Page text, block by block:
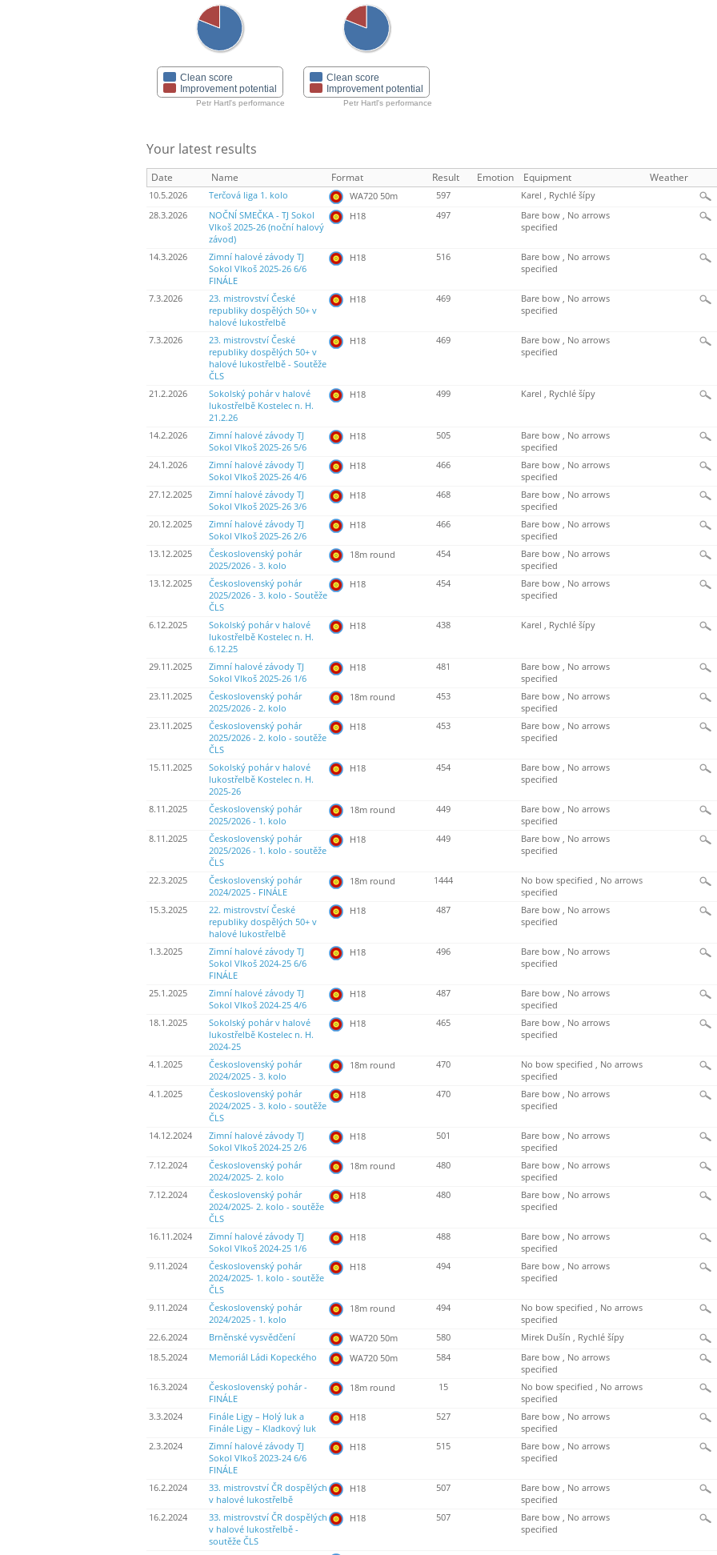
Clean score
Improvement potential
Petr Hartl's performance
Clean score
Improvement potential
Petr Hartl's performance
Your latest results
Date Name Format Result Emotion Equipment Weather
10.5.2026 Terčová liga 1. kolo WA720 50m 597
Karel , Rychlé šípy
28.3.2026
NOČNÍ SMEČKA - TJ Sokol
Vlkoš 2025-26 (noční halový
závod)
H18 497
Bare bow , No arrows
specified
14.3.2026
Zimní halové závody TJ
Sokol Vlkoš 2025-26 6/6
FINÁLE
H18 516
Bare bow , No arrows
specified
7.3.2026
23. mistrovství České
republiky dospělých 50+ v
halové lukostřelbě
H18 469
Bare bow , No arrows
specified
7.3.2026
23. mistrovství České
republiky dospělých 50+ v
halové lukostřelbě - Soutěže
ČLS
H18 469
Bare bow , No arrows
specified
21.2.2026
Sokolský pohár v halové
lukostřelbě Kostelec n. H.
21.2.26
H18 499 Karel , Rychlé šípy
14.2.2026
Zimní halové závody TJ
Sokol Vlkoš 2025-26 5/6
H18 505
Bare bow , No arrows
specified
24.1.2026
Zimní halové závody TJ
Sokol Vlkoš 2025-26 4/6
H18 466
Bare bow , No arrows
specified
27.12.2025
Zimní halové závody TJ
Sokol Vlkoš 2025-26 3/6
H18 468
Bare bow , No arrows
specified
20.12.2025
Zimní halové závody TJ
Sokol Vlkoš 2025-26 2/6
H18 466
Bare bow , No arrows
specified
13.12.2025
Československý pohár
2025/2026 - 3. kolo
18m round 454
Bare bow , No arrows
specified
13.12.2025
Československý pohár
2025/2026 - 3. kolo - Soutěže
ČLS
H18 454
Bare bow , No arrows
specified
6.12.2025
Sokolský pohár v halové
lukostřelbě Kostelec n. H.
6.12.25
H18 438 Karel , Rychlé šípy
29.11.2025
Zimní halové závody TJ
Sokol Vlkoš 2025-26 1/6
H18 481
Bare bow , No arrows
specified
23.11.2025
Československý pohár
2025/2026 - 2. kolo
18m round 453
Bare bow , No arrows
specified
23.11.2025
Československý pohár
2025/2026 - 2. kolo - soutěže
ČLS
H18 453
Bare bow , No arrows
specified
15.11.2025
Sokolský pohár v halové
lukostřelbě Kostelec n. H.
2025-26
H18 454
Bare bow , No arrows
specified
8.11.2025
Československý pohár
2025/2026 - 1. kolo
18m round 449
Bare bow , No arrows
specified
8.11.2025
Československý pohár
2025/2026 - 1. kolo - soutěže
ČLS
H18 449
Bare bow , No arrows
specified
22.3.2025
Československý pohár
2024/2025 - FINÁLE
18m round 1444
No bow specified , No arrows
specified
15.3.2025
22. mistrovství České
republiky dospělých 50+ v
halové lukostřelbě
H18 487
Bare bow , No arrows
specified
1.3.2025
Zimní halové závody TJ
Sokol Vlkoš 2024-25 6/6
FINÁLE
H18 496
Bare bow , No arrows
specified
25.1.2025
Zimní halové závody TJ
Sokol Vlkoš 2024-25 4/6
H18 487
Bare bow , No arrows
specified
18.1.2025
Sokolský pohár v halové
lukostřelbě Kostelec n. H.
2024-25
H18 465
Bare bow , No arrows
specified
4.1.2025
Československý pohár
2024/2025 - 3. kolo
18m round 470
No bow specified , No arrows
specified
4.1.2025
Československý pohár
2024/2025 - 3. kolo - soutěže
ČLS
H18 470
Bare bow , No arrows
specified
14.12.2024
Zimní halové závody TJ
Sokol Vlkoš 2024-25 2/6
H18 501
Bare bow , No arrows
specified
7.12.2024
Československý pohár
2024/2025- 2. kolo
18m round 480
Bare bow , No arrows
specified
7.12.2024
Československý pohár
2024/2025- 2. kolo - soutěže
ČLS
H18 480
Bare bow , No arrows
specified
16.11.2024
Zimní halové závody TJ
Sokol Vlkoš 2024-25 1/6
H18 488
Bare bow , No arrows
specified
9.11.2024
Československý pohár
2024/2025- 1. kolo - soutěže
ČLS
H18 494
Bare bow , No arrows
specified
9.11.2024
Československý pohár
2024/2025 - 1. kolo
18m round 494
No bow specified , No arrows
specified
22.6.2024
Brněnské vysvědčení WA720 50m 580
Mirek Dušín , Rychlé šípy
18.5.2024
Memoriál Ládi Kopeckého WA720 50m 584
Bare bow , No arrows
specified
16.3.2024
Československý pohár -
FINÁLE
18m round 15
No bow specified , No arrows
specified
3.3.2024
Finále Ligy – Holý luk a
Finále Ligy – Kladkový luk
H18 527
Bare bow , No arrows
specified
2.3.2024
Zimní halové závody TJ
Sokol Vlkoš 2023-24 6/6
FINÁLE
H18 515
Bare bow , No arrows
specified
16.2.2024
33. mistrovství ČR dospělých
v halové lukostřelbě
H18 507
Bare bow , No arrows
specified
16.2.2024
33. mistrovství ČR dospělých
v halové lukostřelbě -
soutěže ČLS
H18 507
Bare bow , No arrows
specified